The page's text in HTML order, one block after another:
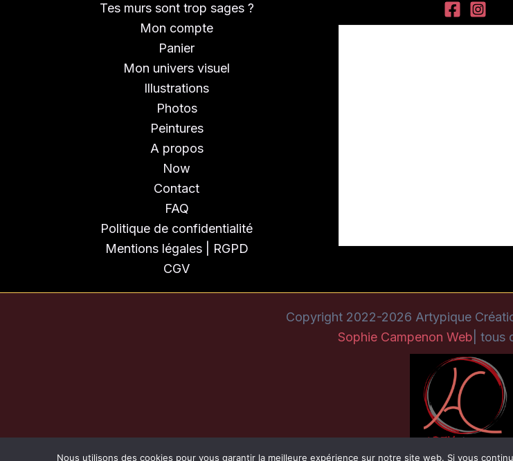
Tes murs sont trop sages ?
Mon compte
Panier
Mon univers visuel
Illustrations
Photos
Peintures
A propos
Now
Contact
FAQ
Politique de confidentialité
Mentions légales | RGPD
CGV
Copyright 2022-2026 Artypique
Sophie Campenon Web | tous
Nous utilisons des cookies pour vous garantir la meilleure expérience sur notre site web. Si vous